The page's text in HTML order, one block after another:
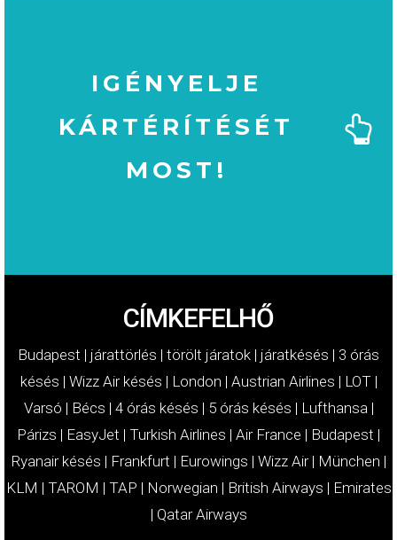
IGÉNYELJE
KÁRTÉRÍTÉSÉT
MOST!
CÍMKEFELHŐ
Budapest | járattörlés | törölt járatok | járatkésés | 3 órás
késés | Wizz Air késés | London | Austrian Airlines | LOT|
Varsó | Bécs | 4 órás késés | 5 órás késés | Lufthansa|
Párizs | EasyJet | Turkish Airlines | Air France | Budapest |
Ryanair késés | Frankfurt | Eurowings | Wizz Air| München |
KLM | TAROM | TAP | Norwegian | British Airways | Emirates
| Qatar Airways